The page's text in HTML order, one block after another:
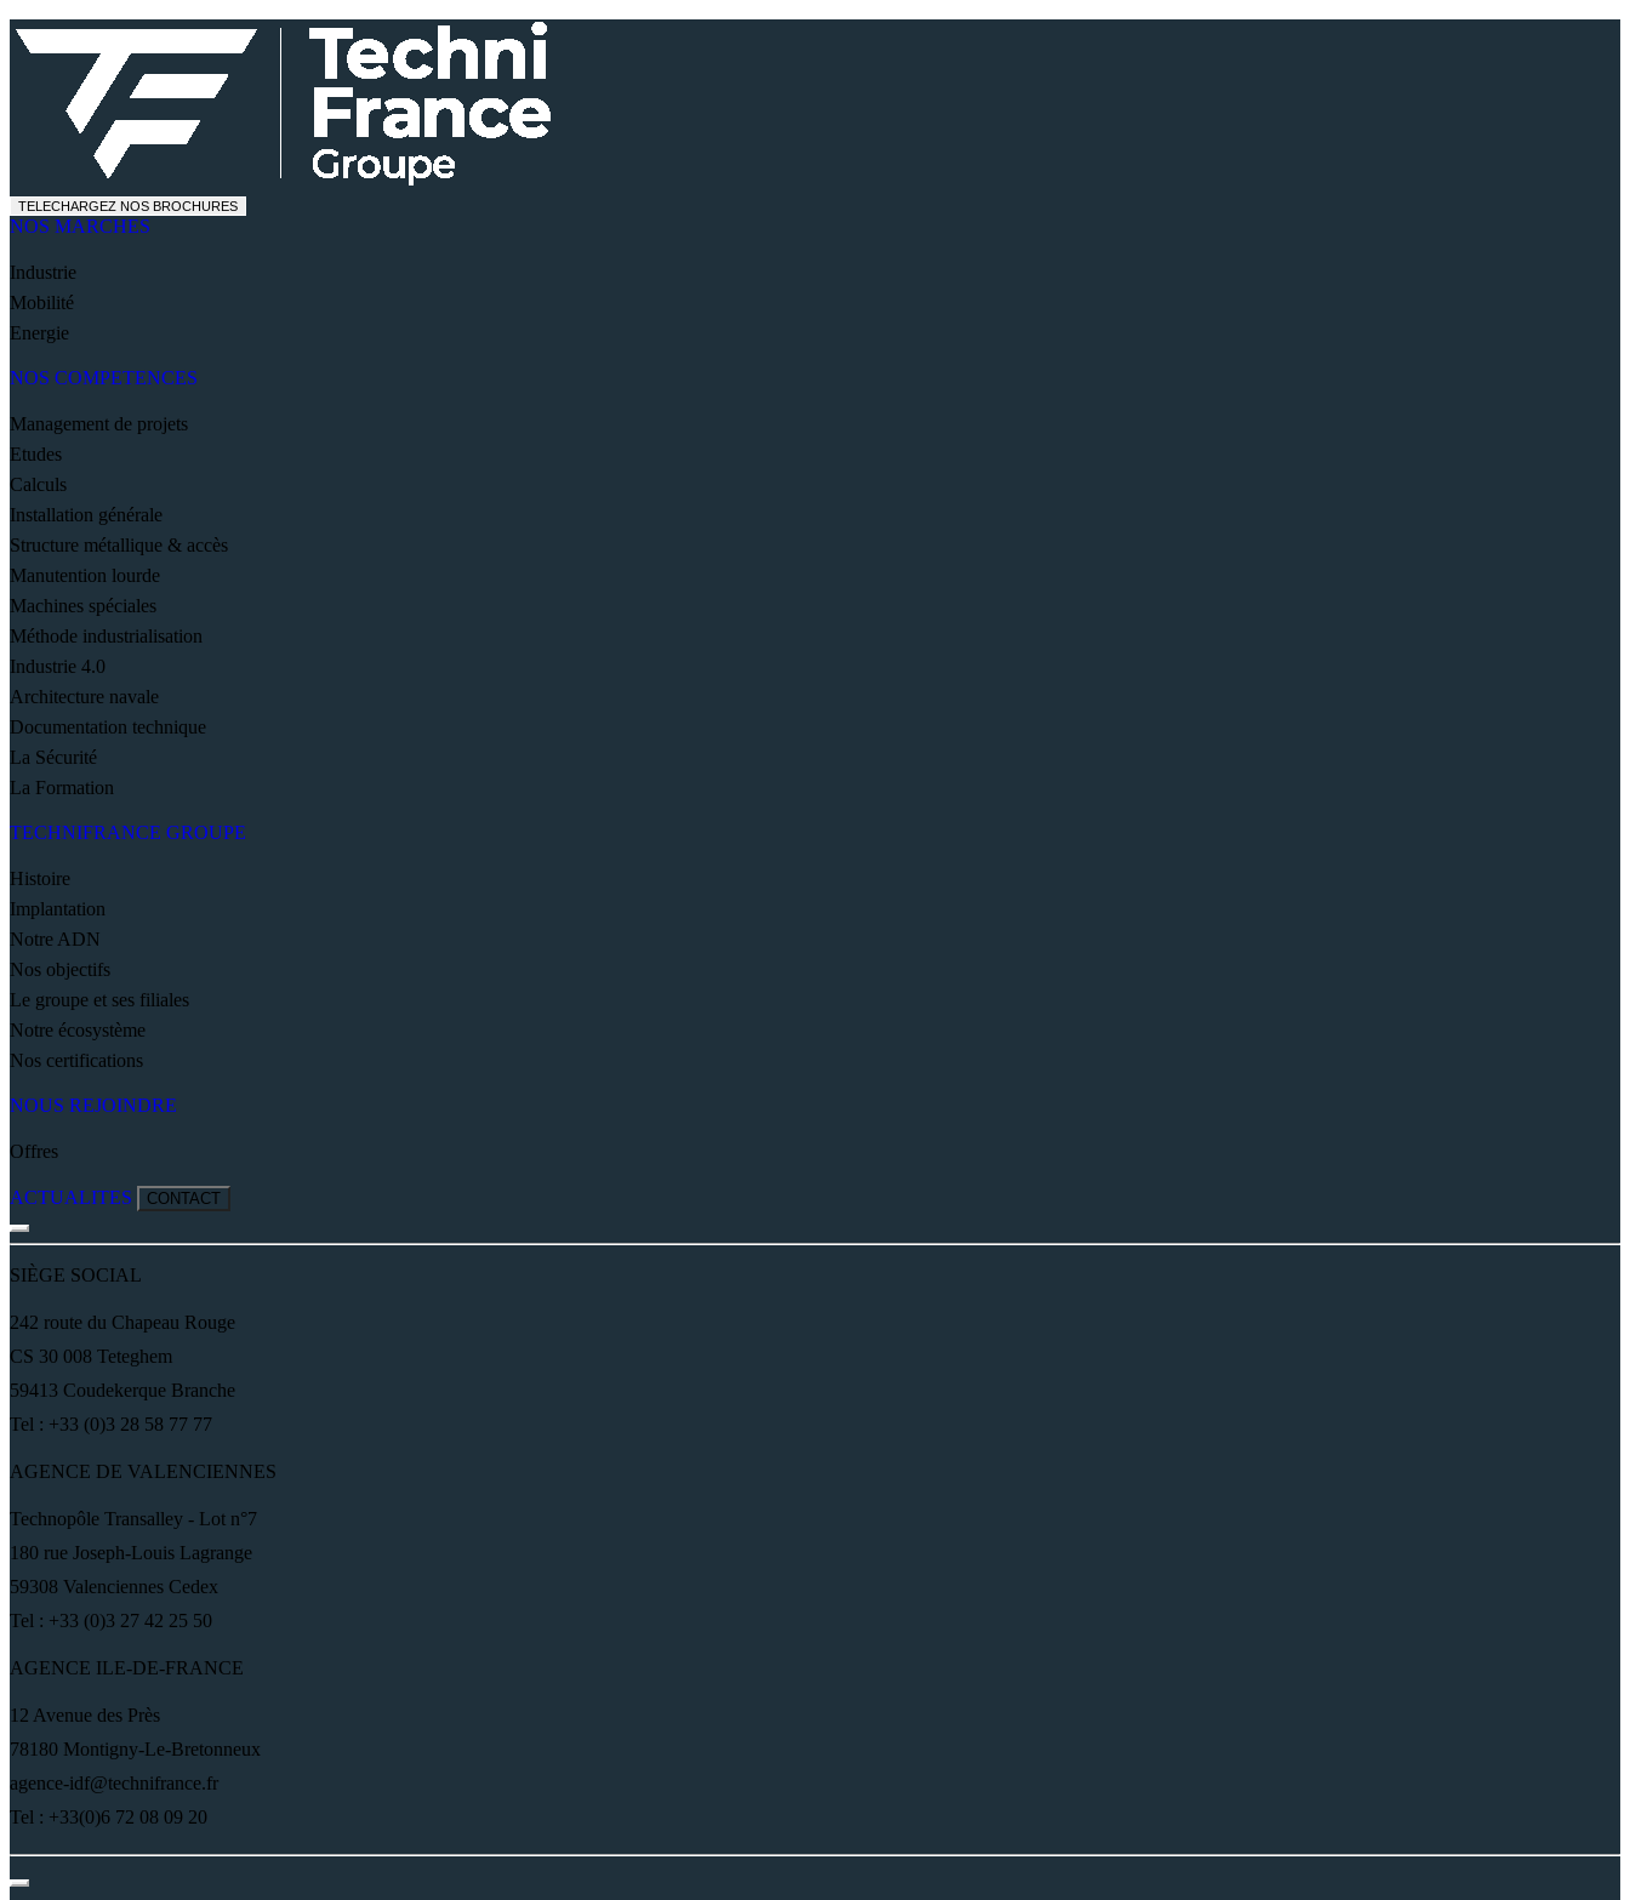
TELECHARGEZ NOS BROCHURES
NOS MARCHES
Industrie
Mobilité
Energie
NOS COMPETENCES
Management de projets
Etudes
Calculs
Installation générale
Structure métallique & accès
Manutention lourde
Machines spéciales
Méthode industrialisation
Industrie 4.0
Architecture navale
Documentation technique
La Sécurité
La Formation
TECHNIFRANCE GROUPE
Histoire
Implantation
Notre ADN
Nos objectifs
Le groupe et ses filiales
Notre écosystème
Nos certifications
NOUS REJOINDRE
Offres
ACTUALITES CONTACT
SIÈGE SOCIAL
242 route du Chapeau Rouge
CS 30 008 Teteghem
59413 Coudekerque Branche
Tel : +33 (0)3 28 58 77 77
AGENCE DE VALENCIENNES
Technopôle Transalley - Lot n°7
180 rue Joseph-Louis Lagrange
59308 Valenciennes Cedex
Tel : +33 (0)3 27 42 25 50
AGENCE ILE-DE-FRANCE
12 Avenue des Près
78180 Montigny-Le-Bretonneux
agence-idf@technifrance.fr
Tel : +33(0)6 72 08 09 20